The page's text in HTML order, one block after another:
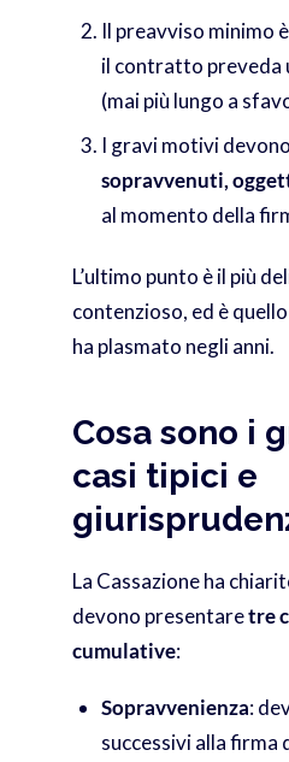
Il preavviso minimo
il contratto preveda
(mai più lungo a
I gravi motivi
sopravvenuti,
al momento della
L’ultimo punto è il più
contenzioso, ed è
ha plasmato negli anni.
Cosa sono i
casi tipici e
La Cassazione ha
devono presentaretre
cumulative:
Sopravvenienza:
successivi alla